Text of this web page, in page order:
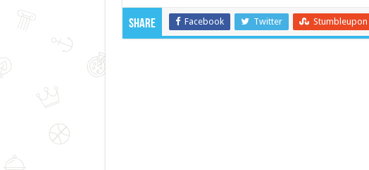
Share Facebook Twitter Stumbleupon